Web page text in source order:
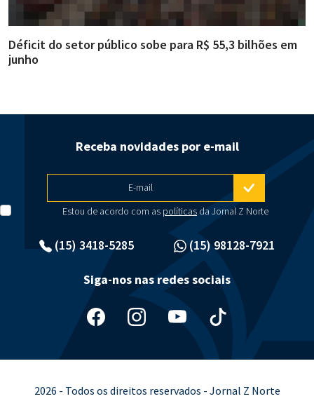
Déficit do setor público sobe para R$ 55,3 bilhões em
junho
(15) 3418-5285 (15) 98128-7921
Receba novidades por e-mail
E-mail
Estou de acordo com as políticasda Jornal Z Norte
Siga-nos nas redes sociais
2026 - Todos os direitos reservados - Jornal Z Norte